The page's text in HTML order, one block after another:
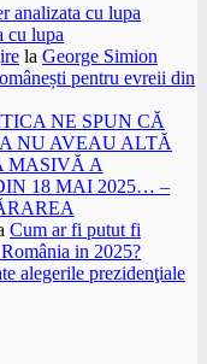
analizata cu lupa
cu lupa
la George Simion
pentru evreii din
NE SPUN CĂ
NU AVEAU ALTĂ
MASIVĂ A
18 MAI 2025… –
Cum ar fi putut fi
in 2025?
alegerile prezidenţiale